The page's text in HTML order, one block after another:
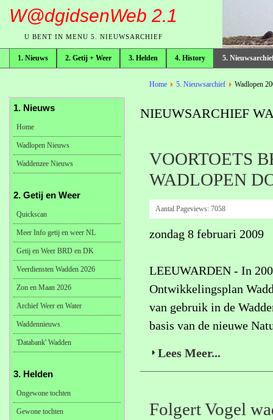
W@dgidsenWeb 2.1
U BENT IN MENU 5. NIEUWSARCHIEF
1. Nieuws 2. Getij + Weer 3. Helden 4. History 5.
broodkruimelpad
Home 5. Nieuwsarchief Wadlopen
NIEUWSARCHIEF
VOORTOETS
WADLOPEN
Aantal Pageviews: 7058
zondag 8 februari 2009
LEEUWARDEN - In
Ontwikkelingsplan
van gebruik in de
basis van de nieuwe
Lees Meer...
Folgert Vogel
1. Nieuws
Home
Wadlopen Nieuws
Waddenzee Nieuws
2. Getij en Weer
Quickscan
Meer Info getij en weer NL
Getij en Weer BRD en DK
Veerdiensten Wadden 2026
Zon en Maan 2026
Archief Weer en Water
Waddennieuws
'Databank' Wadden
3. Helden
Ongewone tochten
Gewone tochten